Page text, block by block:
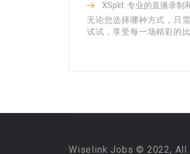
XSplit: 专业的直播录制
无论您选择哪种方式，只
试试，享受每一场精彩的比
Wiselink Jobs © 2022, All